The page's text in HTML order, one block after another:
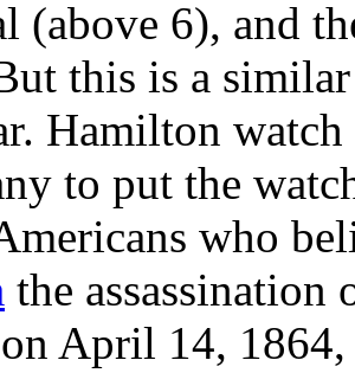
(above 6), and
this is a
Hamilton
to put the
who
the
April 14,